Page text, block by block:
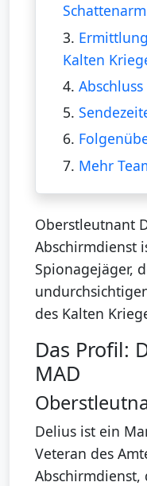
3.
Kalten
4. Abschluss
5.
6.
7. Mehr
Oberstleutnant
Abschirmdienst
Spionagejäger,
des Kalten
Das Profil:
MAD
Delius ist ein
Veteran des
Abschirmdienst,